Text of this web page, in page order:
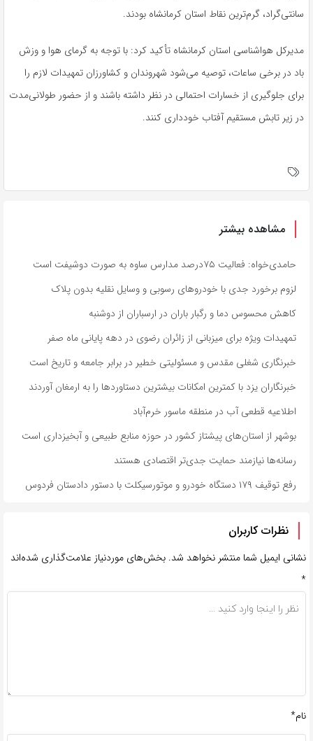
سانتی‌گراد، گرم‌ترین نقاط استان کرمانشاه بودند.
مدیرکل هواشناسی استان کرمانشاه تأکید کرد: با توجه به گرمای هوا و وزش
باد در برخی ساعات، توصیه می‌شود شهروندان و کشاورزان تمهیدات لازم را
برای جلوگیری از خسارات احتمالی در نظر داشته باشند و از حضور طولانی‌مدت
در زیر تابش مستقیم آفتاب خودداری کنند.
مشاهده بیشتر
حامدی‌خواه: فعالیت ۷۵درصد مدارس ساوه به صورت دوشیفت است
لزوم برخورد جدی با خودروهای رسوبی و وسایل نقلیه بدون پلاک
کاهش محسوس دما و رگبار باران در ارسباران از دوشنبه
تمهیدات ویژه برای میزبانی از زائران رضوی در دهه پایانی ماه صفر
خبرنگاری شغلی مقدس و مسئولیتی خطیر در برابر جامعه و تاریخ است
خبرنگاران یزد با کمترین امکانات بیشترین دستاوردها را به ارمغان آوردند
اطلاعیه قطعی آب در منطقه ماسور خرم‌آباد
بوشهر از استان‌های پیشتاز کشور در حوزه منابع طبیعی و آبخیزداری است
رسانه‌ها نیازمند حمایت جدی‌تر اقتصادی هستند
رفع توقیف ۱۷۹ دستگاه خودرو و موتورسیکلت با دستور دادستان فردوس
نظرات کاربران
نشانی ایمیل شما منتشر نخواهد شد. بخش‌های موردنیاز علامت‌گذاری شده‌اند
*
نام*